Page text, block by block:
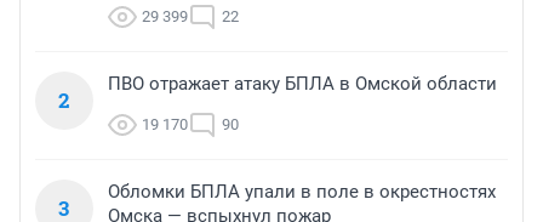
29 399 22
2
ПВО отражает атаку БПЛА в Омской области
19 170 90
3
Обломки БПЛА упали в поле в окрестностях
Омска — вспыхнул пожар